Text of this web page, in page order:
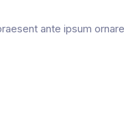
ante ipsum